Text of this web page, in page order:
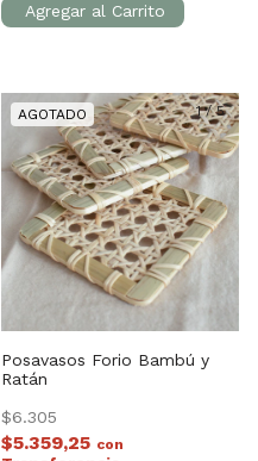
1/5
Posavasos Forio Bambú y
Ratán
$6.305
$5.359,25 con